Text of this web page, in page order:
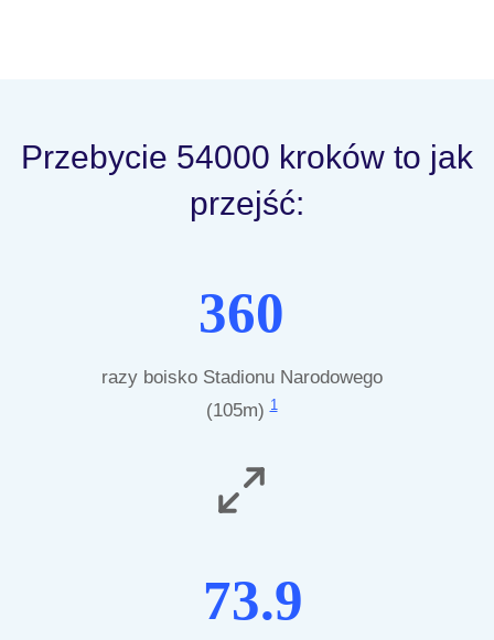
Przebycie 54000 kroków to jak
przejść:
360
razy boisko Stadionu Narodowego
(105m)1
73.9